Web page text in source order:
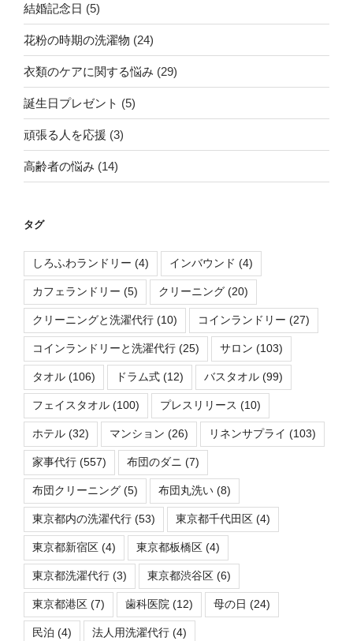
結婚記念日 (5)
花粉の時期の洗濯物 (24)
衣類のケアに関する悩み (29)
誕生日プレゼント (5)
頑張る人を応援 (3)
高齢者の悩み (14)
タグ
しろふわランドリー (4) インバウンド (4)
カフェランドリー (5) クリーニング (20)
クリーニングと洗濯代行 (10) コインランドリー (27)
コインランドリーと洗濯代行 (25) サロン (103)
タオル (106) ドラム式 (12) バスタオル (99)
フェイスタオル (100) プレスリリース (10)
ホテル (32) マンション (26) リネンサプライ (103)
家事代行 (557) 布団のダニ (7)
布団クリーニング (5) 布団丸洗い (8)
東京都内の洗濯代行 (53) 東京都千代田区 (4)
東京都新宿区 (4) 東京都板橋区 (4)
東京都洗濯代行 (3) 東京都渋谷区 (6)
東京都港区 (7) 歯科医院 (12) 母の日 (24)
民泊 (4) 法人用洗濯代行 (4)